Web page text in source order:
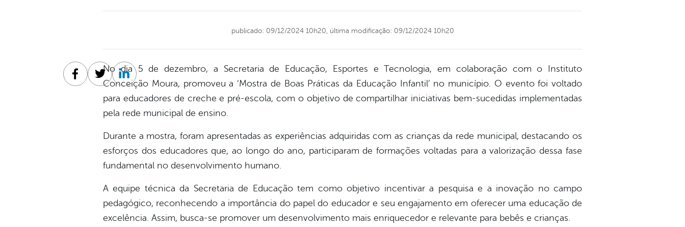
publicado: 09/12/2024 10h20, última modificação: 09/12/2024 10h20
No dia 5 de dezembro, a Secretaria de Educação, Esportes e Tecnologia, em colaboração com o Instituto
Conceição Moura, promoveu a ‘Mostra de Boas Práticas da Educação Infantil’ no município. O evento foi voltado
para educadores de creche e pré-escola, com o objetivo de compartilhar iniciativas bem-sucedidas implementadas
pela rede municipal de ensino.
Durante a mostra, foram apresentadas as experiências adquiridas com as crianças da rede municipal, destacando os
esforços dos educadores que, ao longo do ano, participaram de formações voltadas para a valorização dessa fase
fundamental no desenvolvimento humano.
A equipe técnica da Secretaria de Educação tem como objetivo incentivar a pesquisa e a inovação no campo
pedagógico, reconhecendo a importância do papel do educador e seu engajamento em oferecer uma educação de
excelência. Assim, busca-se promover um desenvolvimento mais enriquecedor e relevante para bebês e crianças.
Facebook
TwitterLinkedin